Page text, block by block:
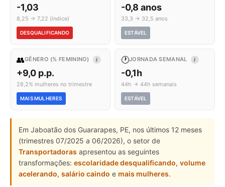
-1,03
8,25 → 7,22 (índice)
DESQUALIFICANDO
-0,8 anos
33,3 → 32,5 anos
ESTÁVEL
👥GÊNERO (% FEMININO) I
+9,0 p.p.
28,2% mulheres no trimestre
MAIS MULHERES
🕐JORNADA SEMANAL I
-0,1h
44h → 44h semanais
ESTÁVEL
Em Jaboatão dos Guararapes, PE, nos últimos 12 meses
(trimestres 07/2025 a 06/2026), o setor de
Transportadoras apresentou as seguintes
transformações: escolaridade desqualificando, volume
acelerando, salário caindo e mais mulheres.